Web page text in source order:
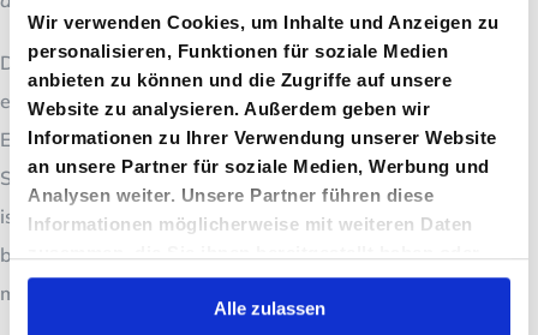
Wir verwenden Cookies, um Inhalte und Anzeigen zu
personalisieren, Funktionen für soziale Medien
anbieten zu können und die Zugriffe auf unsere
Website zu analysieren. Außerdem geben wir
Informationen zu Ihrer Verwendung unserer Website
an unsere Partner für soziale Medien, Werbung und
Analysen weiter. Unsere Partner führen diese
Informationen möglicherweise mit weiteren Daten
die sie im Rahmen Ihrer Nutzung der Dienste
Alle zulassen
Du bekommst ein eigenes Gebiet, in das du dich
einarbeitest – dabei kannst du natürlich auf die Hilfe und
Erfahrung deiner Kolleginnen und Kollegen zählen. An den
Stellen, an denenakzent seit Jahren gerne ausgelegt wird,
ist zudem viel Zuspruch garantiert. Wenn du Lust
bekommen hast, ein Teil von uns zu werden, gibt es hier
mehr Infos: